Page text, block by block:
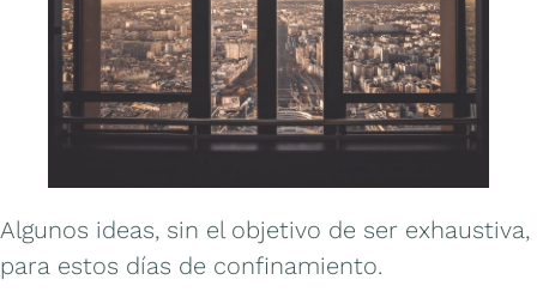
Algunos ideas, sin el objetivo de ser exhaustiva,
para estos días de confinamiento.